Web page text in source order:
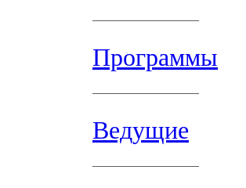
Программы
Ведущие